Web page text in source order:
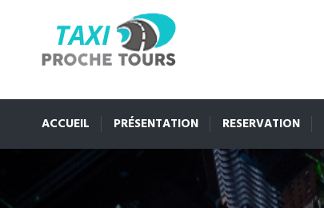
ACCUEIL PRÉSENTATION RESERVATION